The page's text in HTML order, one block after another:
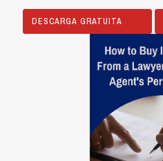
DESCARGA GRATUITA